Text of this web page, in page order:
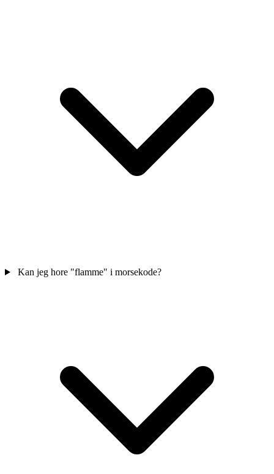
Kan jeg hore "flamme" i morsekode?